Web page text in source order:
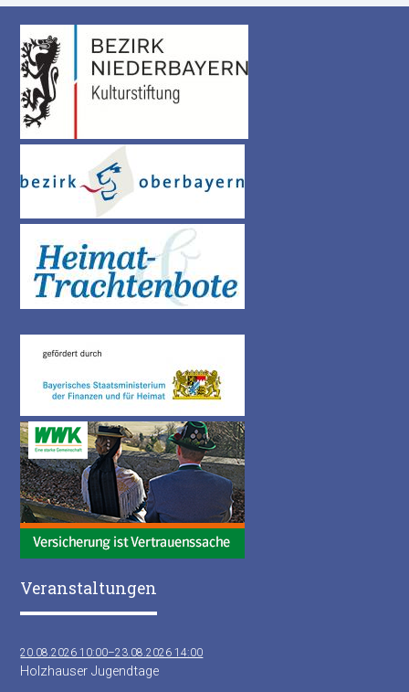
Veranstaltungen
20.08.2026 10:00–23.08.2026 14:00
Holzhauser Jugendtage